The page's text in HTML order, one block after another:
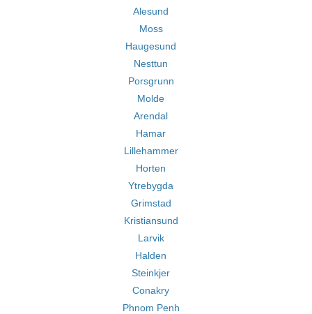
Alesund
Moss
Haugesund
Nesttun
Porsgrunn
Molde
Arendal
Hamar
Lillehammer
Horten
Ytrebygda
Grimstad
Kristiansund
Larvik
Halden
Steinkjer
Conakry
Phnom Penh